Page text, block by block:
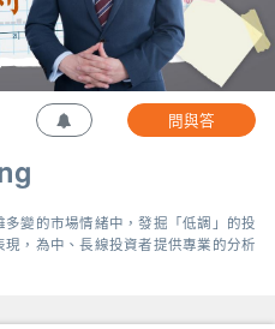
問與答
變的市場情緒中，發掘「低調」的投
，為中、長線投資者提供專業的分析